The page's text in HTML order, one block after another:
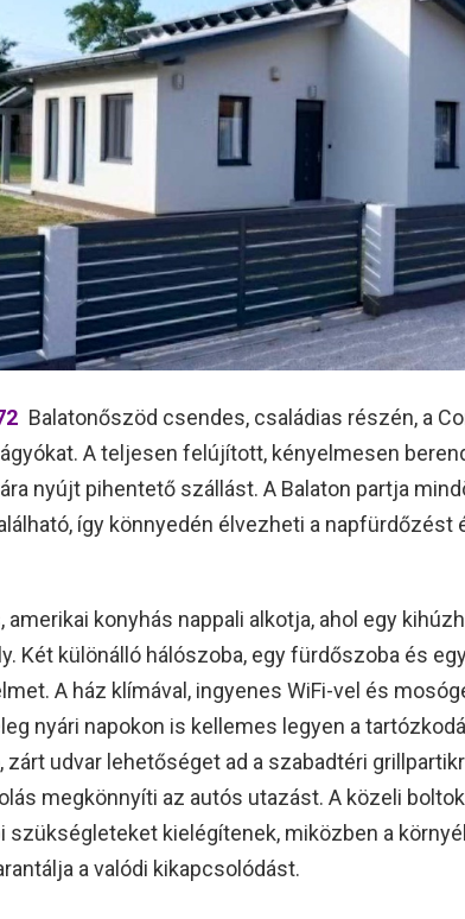
Balatonőszöd csendes, családias részén, a
A teljesen felújított, kényelmesen
nyújt pihentető szállást. A Balaton partja
így könnyedén élvezheti a napfürdőzést
amerikai konyhás nappali alkotja, ahol egy
Két különálló hálószoba, egy fürdőszoba és
A ház klímával, ingyenes WiFi-vel és
nyári napokon is kellemes legyen a
udvar lehetőséget ad a szabadtéri
megkönnyíti az autós utazást. A közeli
szükségleteket kielégítenek, miközben a
a valódi kikapcsolódást.